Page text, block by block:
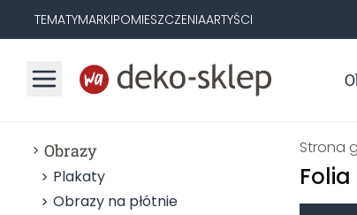
TEMATYMARKIPOMIESZCZENIAARTYŚCI
Obrazy
Plakaty
Obrazy na płótnie
Strona